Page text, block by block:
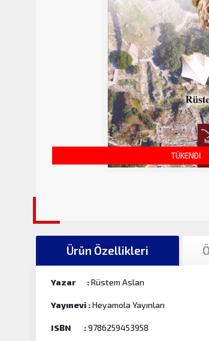
TÜKENDİ
Ürün Özellikleri
Yazar :Rüstem Aslan
Yayınevi :Heyamola Yayınları
ISBN :9786259453958